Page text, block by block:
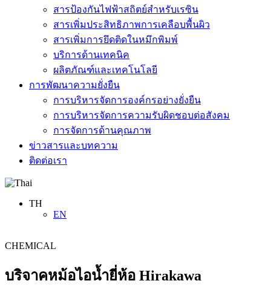
สารป้องกันไฟฟ้าสถิตย์สำหรับเรซิน
สารเพิ่มประสิทธิภาพการเคลือบพื้นผิว
สารเพิ่มการยึดติดในหมึกพิมพ์
บริการด้านเทคนิค
ผลิตภัณฑ์และเทคโนโลยี
การพัฒนาความยั่งยืน
การบริหารจัดการองค์กรอย่างยั่งยืน
การบริหารจัดการความรับผิดชอบต่อสังคม
การจัดการด้านคุณภาพ
ข่าวสารและบทความ
ติดต่อเรา
TH
EN
CHEMICAL
บริจาคหม้อไอน้ำยี่ห้อ Hirakawa